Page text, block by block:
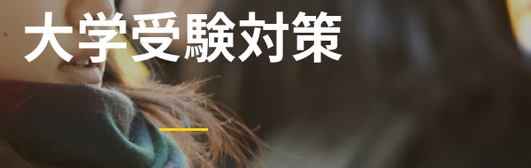
大学受験対策